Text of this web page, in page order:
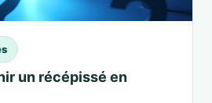
un récépissé en